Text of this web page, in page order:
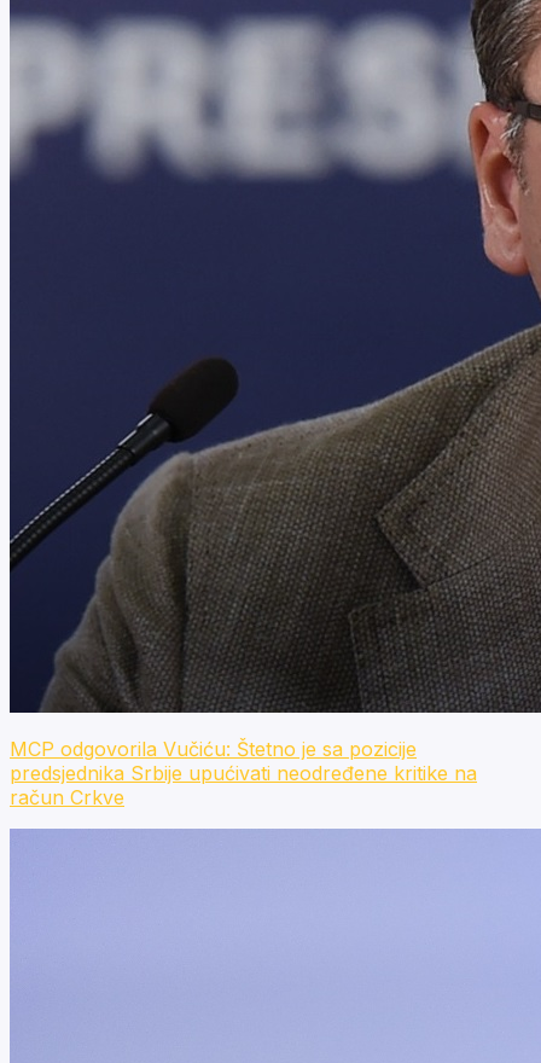
MCP odgovorila Vučiću: Štetno je sa pozicije
predsjednika Srbije upućivati neodređene kritike na
račun Crkve